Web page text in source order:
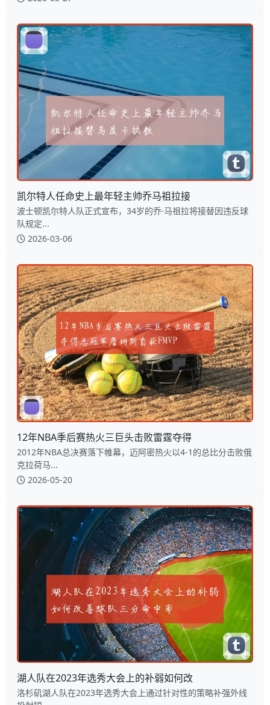
凯尔特人任命史上最年轻主帅乔马祖拉接
波士顿凯尔特人队正式宣布，34岁的乔·马祖拉将接替因违反球
队规定...
2026-03-06
12年NBA季后赛热火三巨头击败雷霆夺得
2012年NBA总决赛落下帷幕，迈阿密热火以4-1的总比分击败俄
克拉荷马...
2026-05-20
湖人队在2023年选秀大会上的补弱如何改
洛杉矶湖人队在2023年选秀大会上通过针对性的策略补强外线